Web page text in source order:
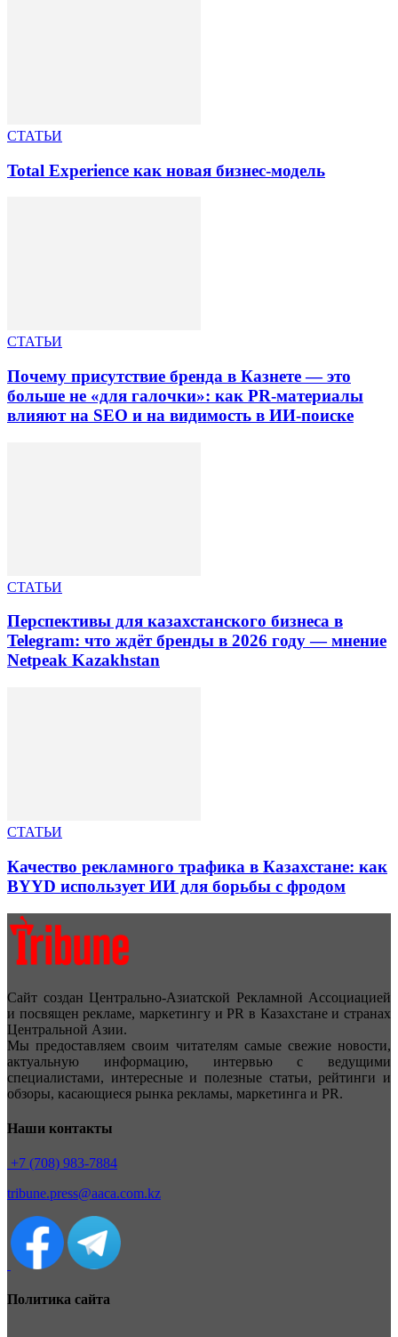
СТАТЬИ
Total Experience как новая бизнес-модель
СТАТЬИ
Почему присутствие бренда в Казнете — это
больше не «для галочки»: как PR-материалы
влияют на SEO и на видимость в ИИ-поиске
СТАТЬИ
Перспективы для казахстанского бизнеса в
Telegram: что ждёт бренды в 2026 году — мнение
Netpeak Kazakhstan
СТАТЬИ
Качество рекламного трафика в Казахстане: как
BYYD использует ИИ для борьбы с фродом
Сайт создан Центрально-Азиатской Рекламной Ассоциацией
и посвящен рекламе, маркетингу и PR в Казахстане и странах
Центральной Азии.
Мы предоставляем своим читателям самые свежие новости,
актуальную информацию, интервью с ведущими
специалистами, интересные и полезные статьи, рейтинги и
обзоры, касающиеся рынка рекламы, маркетинга и PR.
Наши контакты
+7 (708) 983-7884
tribune.press@aaca.com.kz
Политика сайта